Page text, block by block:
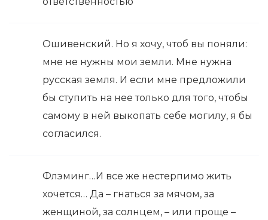
Ошивенский. Но я хочу, чтоб вы поняли:
мне не нужны мои земли. Мне нужна
русская земля. И если мне предложили
бы ступить на нее только для того, чтобы
самому в ней выкопать себе могилу, я бы
согласился.
Флэминг…И все же нестерпимо жить
хочется… Да – гнаться за мячом, за
женщиной, за солнцем, – или проще –